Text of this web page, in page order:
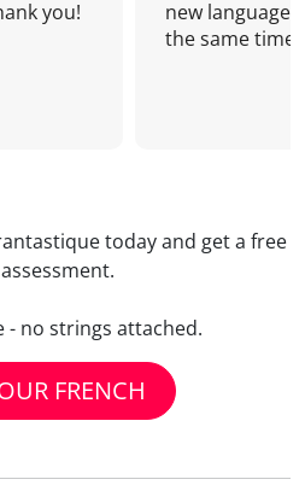
you!
new language
the same time!
today and get a free
- no strings attached.
FRENCH